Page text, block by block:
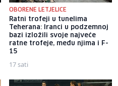
OBORENE LETJELICE
Ratni trofeji u tunelima
Teherana: Iranci u podzemnoj
bazi izložili svoje najveće
ratne trofeje, među njima i F-
15
17 sati